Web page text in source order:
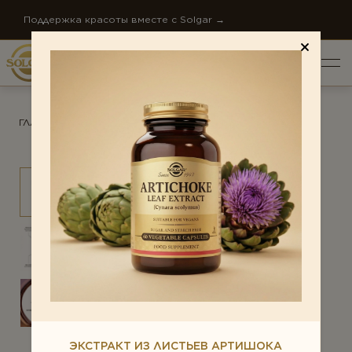
Поддержка красоты вместе с Solgar →
ПО НАПРАВЛЕНИЯМ
Антистресс
Внимание и память
Диета и детокс
Женское здоровье
КОНТАКТЫ
ГЛАВНАЯ ЖЕНСКОЕ ЗДОРОВЬЕ
ОБЩИЙ РЕЙТИНГ *
ОТЗЫВ *
ЭКСТРАКТ ИЗ ЛИСТЬЕВ АРТИШОКА